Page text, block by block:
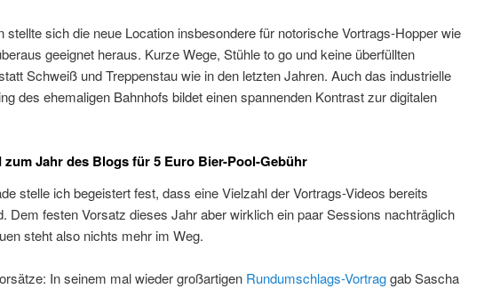
stellte sich die neue Location insbesondere für notorische Vortrags-Hopper wie
geeignet heraus. Kurze Wege, Stühle to go und keine überfüllten
Schweiß und Treppenstau wie in den letzten Jahren. Auch das industrielle
des ehemaligen Bahnhofs bildet einen spannenden Kontrast zur digitalen
zum Jahr des Blogs für 5 Euro Bier-Pool-Gebühr
stelle ich begeistert fest, dass eine Vielzahl der Vortrags-Videos bereits
Dem festen Vorsatz dieses Jahr aber wirklich ein paar Sessions nachträglich
steht also nichts mehr im Weg.
In seinem mal wieder großartigen Rundumschlags-Vortraggab Sascha